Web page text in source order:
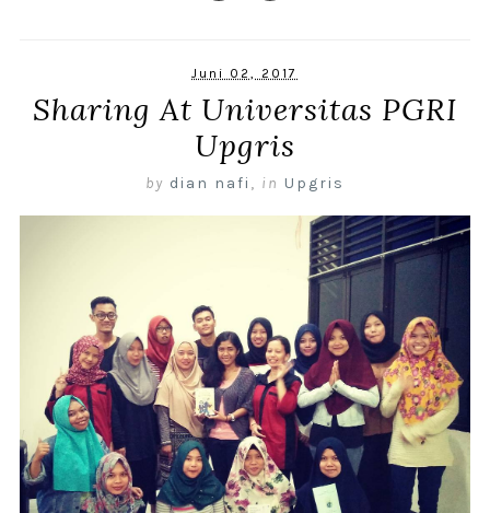
Juni 02, 2017
Sharing At Universitas PGRI
Upgris
by dian nafi , in Upgris